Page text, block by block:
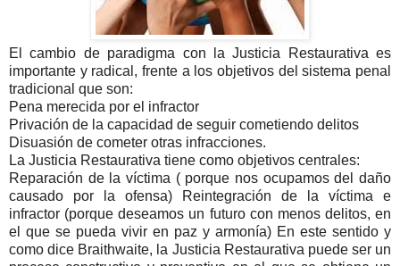
El cambio de paradigma con la Justicia Restaurativa es
importante y radical, frente a los objetivos del sistema penal
tradicional que son:
Pena merecida por el infractor
Privación de la capacidad de seguir cometiendo delitos
Disuasión de cometer otras infracciones.
La Justicia Restaurativa tiene como objetivos centrales:
Reparación de la víctima ( porque nos ocupamos del daño
causado por la ofensa) Reintegración de la víctima e
infractor (porque deseamos un futuro con menos delitos, en
el que se pueda vivir en paz y armonía) En este sentido y
como dice Braithwaite, la Justicia Restaurativa puede ser un